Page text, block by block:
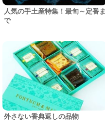
人気の手土産特集！最旬～定番ま
で
外さない香典返しの品物